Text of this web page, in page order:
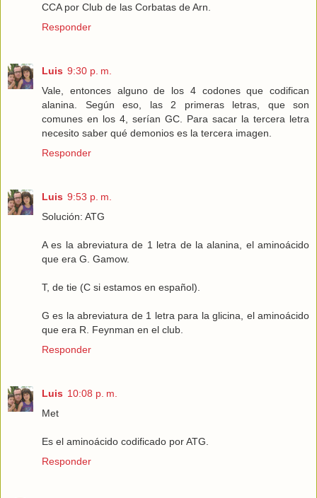
CCA por Club de las Corbatas de Arn.
Responder
Luis 9:30 p. m.
Vale, entonces alguno de los 4 codones que codifican
alanina. Según eso, las 2 primeras letras, que son
comunes en los 4, serían GC. Para sacar la tercera letra
necesito saber qué demonios es la tercera imagen.
Responder
Luis 9:53 p. m.
Solución: ATG
A es la abreviatura de 1 letra de la alanina, el aminoácido
que era G. Gamow.
T, de tie (C si estamos en español).
G es la abreviatura de 1 letra para la glicina, el aminoácido
que era R. Feynman en el club.
Responder
Luis 10:08 p. m.
Met
Es el aminoácido codificado por ATG.
Responder